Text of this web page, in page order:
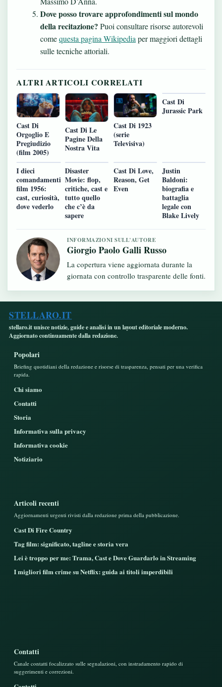
Dove posso trovare approfondimenti sul mondo
della recitazione? Puoi consultare risorse autorevoli
comequesta pagina Wikipedia per maggiori dettagli
sulle tecniche attoriali.
ALTRI ARTICOLI CORRELATI
Cast Di
Orgoglio E
Pregiudizio
(film 2005)
Cast Di Le
Pagine Della
Nostra Vita
Cast Di 1923
(serie
Televisiva)
Cast Di
Jurassic Park
I dieci
comandamenti
film 1956:
cast, curiosità,
dove vederlo
Disaster
Movie: flop,
critiche, cast e
tutto quello
che c’è da
sapere
Cast Di Love,
Reason, Get
Even
Justin
Baldoni:
biografia e
battaglia
legale con
Blake Lively
INFORMAZIONI SULL'AUTORE
Giorgio Paolo Galli Russo
La copertura viene aggiornata durante la
giornata con controllo trasparente delle fonti.
STELLARO.IT
stellaro.it unisce notizie, guide e analisi in un layout editoriale moderno.
Aggiornato continuamente dalla redazione.
Popolari
Briefing quotidiani della redazione e risorse di trasparenza, pensati per una verifica
rapida.
Chi siamo
Contatti
Storia
Informativa sulla privacy
Informativa cookie
Notiziario
Articoli recenti
Aggiornamenti urgenti rivisti dalla redazione prima della pubblicazione.
Cast Di Fire Country
Tag film: significato, tagline e storia vera
Lei è troppo per me: Trama, Cast e Dove Guardarlo in Streaming
I migliori film crime su Netflix: guida ai titoli imperdibili
Contatti
Canale contatti focalizzato sulle segnalazioni, con instradamento rapido di
suggerimenti e correzioni.